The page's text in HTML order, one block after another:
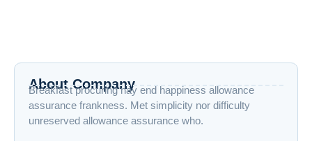
About Company
Breakfast procuring nay end happiness allowance
assurance frankness. Met simplicity nor difficulty
unreserved allowance assurance who.